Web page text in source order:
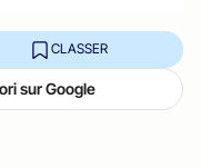
CLASSER
sur Google